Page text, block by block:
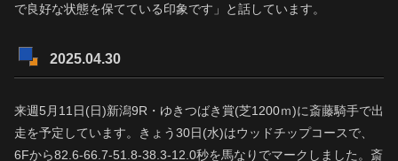
で良好な状態を保てている印象です」と話しています。
2025.04.30
来週5月11日(日)新潟9R・ゆきつばき賞(芝1200ｍ)に斎藤騎手で出
走を予定しています。きょう30日(水)はウッドチップコースで、
6Fから82.6-66.7-51.8-38.3-12.0秒を馬なりでマークしました。斎